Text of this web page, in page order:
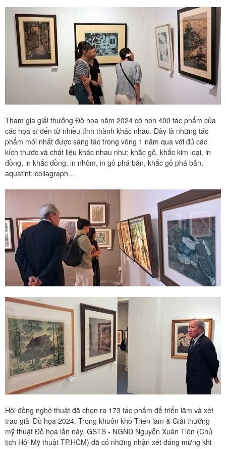
Tham gia giải thưởng Đồ họa năm 2024 có hơn 400 tác phẩm của
các họa sĩ đến từ nhiều tỉnh thành khác nhau. Đây là những tác
phẩm mới nhất được sáng tác trong vòng 1 năm qua với đủ các
kích thước và chất liệu khác nhau như: khắc gỗ, khắc kim loại, in
đồng, in khắc đồng, in nhôm, in gỗ phá bản, khắc gỗ phá bản,
aquatint, collagraph...
Hội đồng nghệ thuật đã chọn ra 173 tác phẩm để triển lãm và xét
trao giải Đồ họa 2024. Trong khuôn khổ Triển lãm & Giải thưởng
mỹ thuật Đồ họa lần này, GSTS - NGND Nguyễn Xuân Tiên (Chủ
tịch Hội Mỹ thuật TP.HCM) đã có những nhận xét đáng mừng khi